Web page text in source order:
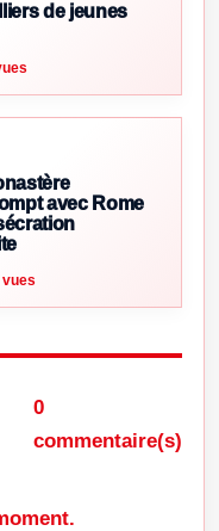
de jeunes
avec Rome
vues
0
commentaire(s)